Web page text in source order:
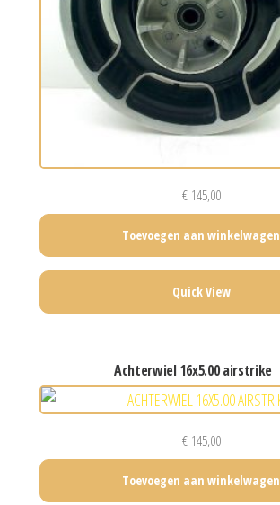
€145,00
Toevoegen aan winkelwagen
Quick View
achterwiel 16x5.00 airstrike
€145,00
Toevoegen aan winkelwagen